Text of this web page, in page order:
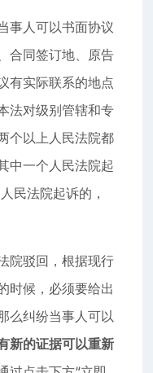
事人可以书面协议
合同签订地、原告
有实际联系的地点
法对级别管辖和专
个以上人民法院都
中一个人民法院起
民法院起诉的，
院驳回，根据现行
时候，必须要给出
么纠纷当事人可以
新的证据可以重新